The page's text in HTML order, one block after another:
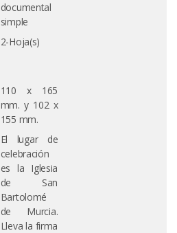
documental
simple
2-Hoja(s)
110 x 165
mm. y 102 x
155 mm.
El lugar de
celebración
es la Iglesia
de San
Bartolomé
de Murcia.
Lleva la firma